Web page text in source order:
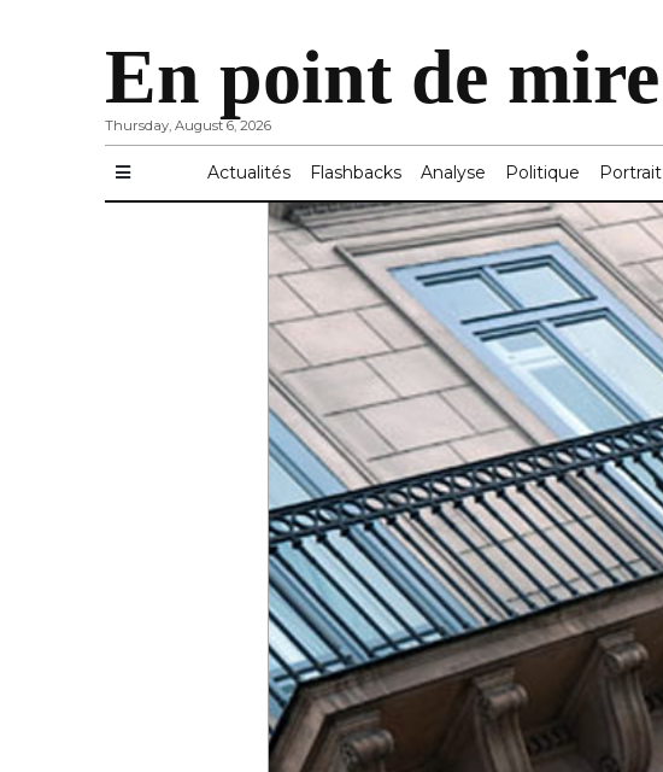
Thursday, August 6, 2026
En point de mire
Actualités Flashbacks Analyse Politique Portrait